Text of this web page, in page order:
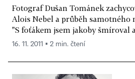
Fotograf Dušan Tománek
Alois Nebel a průběh samotného
"S foťákem jsem jakoby šmíroval
16. 11. 2011 ▪ 2 min. čtení